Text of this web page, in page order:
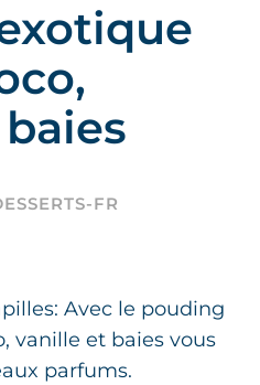
FR
Avec le pouding
vanille et baies vous
parfums.